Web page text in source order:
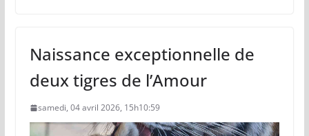
Naissance exceptionnelle de
deux tigres de l’Amour
samedi, 04 avril 2026, 15h10:59